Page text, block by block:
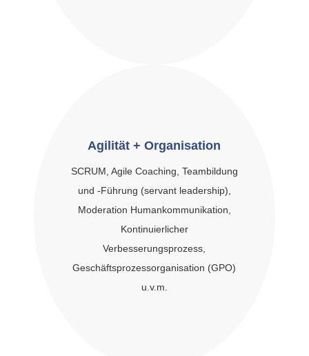
Agilität + Organisation
SCRUM, Agile Coaching, Teambildung
und -Führung (servant leadership),
Moderation Humankommunikation,
Kontinuierlicher
Verbesserungsprozess,
Geschäftsprozessorganisation (GPO)
u.v.m.